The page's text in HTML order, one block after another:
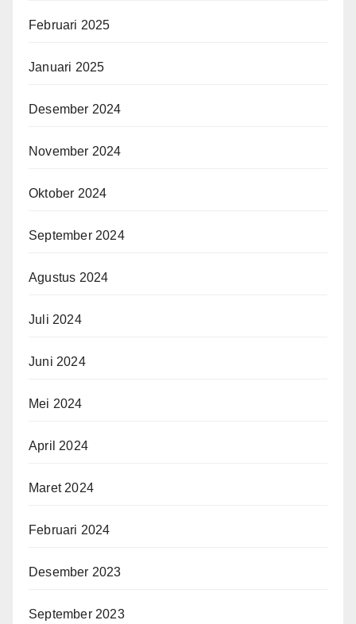
Februari 2025
Januari 2025
Desember 2024
November 2024
Oktober 2024
September 2024
Agustus 2024
Juli 2024
Juni 2024
Mei 2024
April 2024
Maret 2024
Februari 2024
Desember 2023
September 2023